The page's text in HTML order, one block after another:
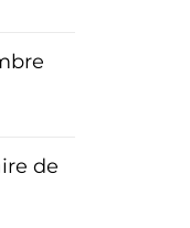
de